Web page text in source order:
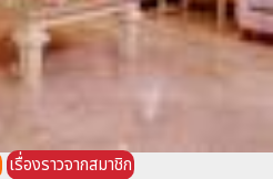
เรื่องราวจากสมาชิก